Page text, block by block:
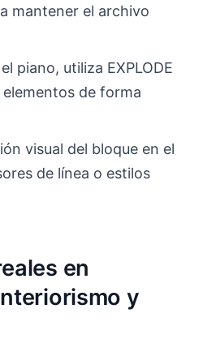
mantener el archivo
piano, utiliza EXPLODE
de forma
visual del bloque en el
de línea o estilos
en
y